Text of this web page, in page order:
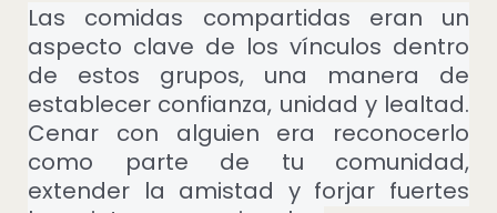
Las comidas compartidas eran un
aspecto clave de los vínculos dentro
de estos grupos, una manera de
establecer confianza, unidad y lealtad.
Cenar con alguien era reconocerlo
como parte de tu comunidad,
extender la amistad y forjar fuertes